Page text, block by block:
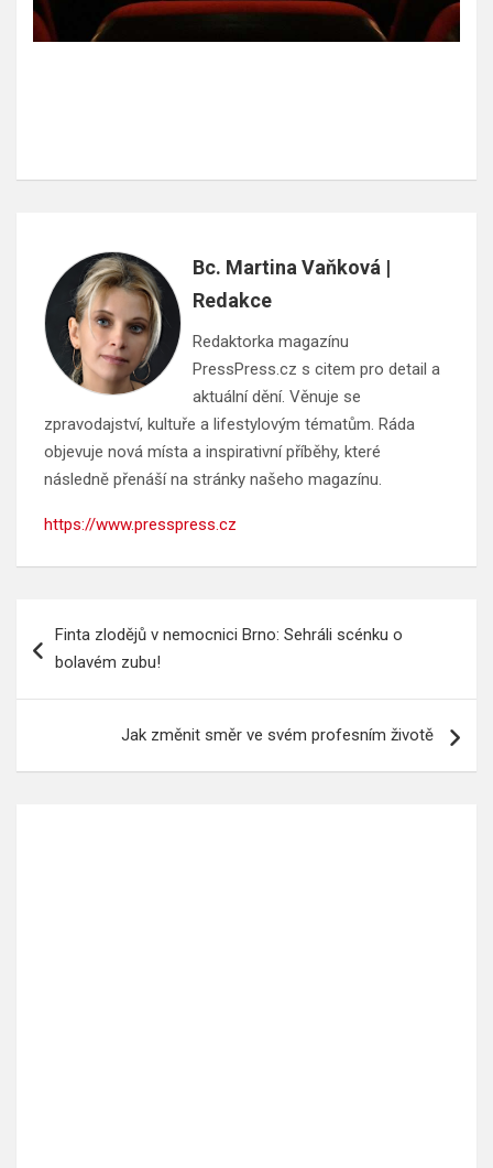
Bc. Martina Vaňková |
Redakce
Redaktorka magazínu
PressPress.cz s citem pro detail a
aktuální dění. Věnuje se
zpravodajství, kultuře a lifestylovým tématům. Ráda
objevuje nová místa a inspirativní příběhy, které
následně přenáší na stránky našeho magazínu.
https://www.presspress.cz
proFinta zlodějů v nemocnici Brno: Sehráli scénku o
bolavém zubu!
Jak změnit směr ve svém profesním životě